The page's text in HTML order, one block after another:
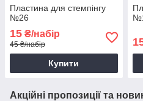
Пластина для стемпінгу
№26
15 ₴/набір
45 ₴/набір
Купити
Акційні пропозиції та